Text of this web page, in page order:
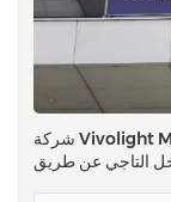
شركة Vivolight Medical تقدم حلاً متكاملاً مدعوماً بتقنية التصوير
التاجي عن طريق